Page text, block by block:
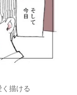
描ける